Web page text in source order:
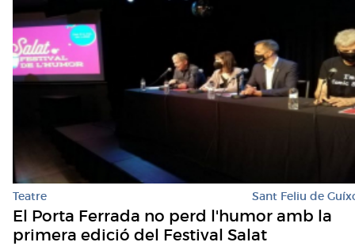
Teatre Sant Feliu de
El Porta Ferrada no perd l'humor amb la
primera edició del Festival Salat